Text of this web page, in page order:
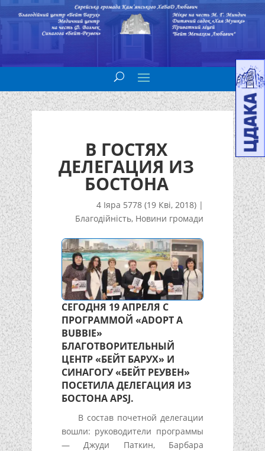
В ГОСТЯХ
ДЕЛЕГАЦИЯ ИЗ
БОСТОНА
4 Іяра 5778 (19 Кві, 2018) |
Благодійність, Новини громади
СЕГОДНЯ 19 АПРЕЛЯ С
ПРОГРАММОЙ «ADOPT A
BUBBIE»
БЛАГОТВОРИТЕЛЬНЫЙ
ЦЕНТР «БЕЙТ БАРУХ» И
СИНАГОГУ «БЕЙТ РЕУВЕН»
ПОСЕТИЛА ДЕЛЕГАЦИЯ ИЗ
БОСТОНА APSJ.
В состав почетной делегации
вошли: руководители программы
— Джуди Паткин, Барбара